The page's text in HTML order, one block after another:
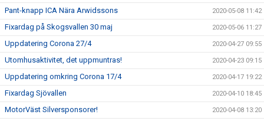
Pant-knapp ICA Nära Arwidssons 2020-05-08 11:42
Fixardag på Skogsvallen 30 maj 2020-05-06 11:27
Uppdatering Corona 27/4 2020-04-27 09:55
Utomhusaktivitet, det uppmuntras! 2020-04-23 09:15
Uppdatering omkring Corona 17/4 2020-04-17 19:22
Fixardag Sjövallen 2020-04-10 18:45
MotorVäst Silversponsorer! 2020-04-08 13:20